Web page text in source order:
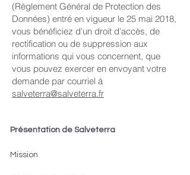
(Règlement Général de Protection des
Données) entré en vigueur le 25 mai 2018,
vous bénéficiez d'un droit d'accès, de
rectification ou de suppression aux
informations qui vous concernent, que
vous pouvez exercer en envoyant votre
demande par courriel à
salveterra@salveterra.fr
Présentation de Salveterra
Mission